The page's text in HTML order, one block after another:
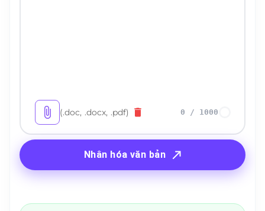
(.doc, .docx, .pdf) 0 / 1000
Nhân hóa văn bản